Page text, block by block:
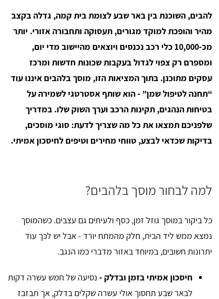
להבים, השוכנת בין באר שבע לצומת בית קמה, גדֵלה בקצב
מהיר והופכת למוקד מגורים, תעסוקה ותחבורה אזורי. יותר
מכ-10,000 כלי רכב נכנסים ויוצאים מהיישוב מדי יום,
ומספרם רק צפוי לגדול בעקבות שכונות חדשות ומרכז
עסקים מתוכנן. בתוך המציאות הזו, מוסך בלהבים איננו עוד
“תחנה לטיפול שמן” - הוא שותף אסטרטגי לשמירה על
בטיחות הנהגים, תקינות הרכב וערך השוק שלו. במדריך
שלפניכם תמצאו את כל מה שצריך לדעת: סוגי מוסכים,
בדיקות שכדאי לבצע, טווחי מחירים וטיפים לחיסכון אמיתי.
למה לבחור מוסך בלהבים?
כל ביקור במוסך גוזל זמן, כסף ולעיתים גם עצבים. כשהמוסך
נמצא ממש ליד הבית, חלק מהמתח יורד - אבל יש לכך עוד
יתרונות חשובים, במיוחד באזור מדברי כמו הנגב.
חיסכון אמיתי בזמן ובדלק - נסיעה של חמש עשרה דקות
לבאר שבע תחסוך אולי עשרה שקלים בדלק, אך תבזבז